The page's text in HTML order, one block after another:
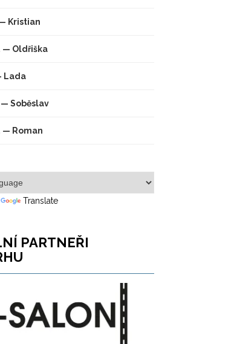
Kristian
— Oldřiška
Lada
Soběslav
— Roman
Translate
PARTNEŘI